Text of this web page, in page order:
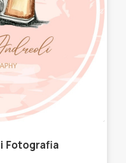
Fotografia